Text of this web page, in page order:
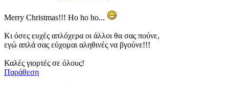
Merry Christmas!!! Ho ho ho...
Κι όσες ευχές απλόχερα οι άλλοι θα σας πούνε,
εγώ απλά σας εύχομαι αληθινές να βγούνε!!!
Καλές γιορτές σε όλους!
Παράθεση